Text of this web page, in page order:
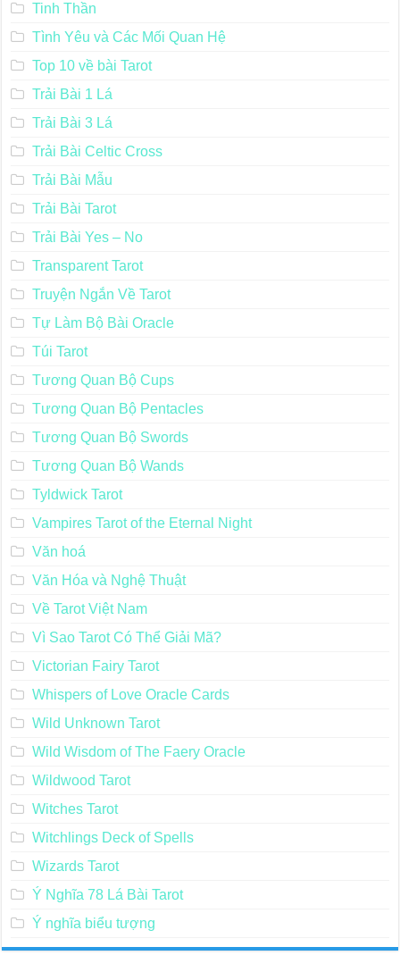
Tinh Thần
Tình Yêu và Các Mối Quan Hệ
Top 10 về bài Tarot
Trải Bài 1 Lá
Trải Bài 3 Lá
Trải Bài Celtic Cross
Trải Bài Mẫu
Trải Bài Tarot
Trải Bài Yes – No
Transparent Tarot
Truyện Ngắn Về Tarot
Tự Làm Bộ Bài Oracle
Túi Tarot
Tương Quan Bộ Cups
Tương Quan Bộ Pentacles
Tương Quan Bộ Swords
Tương Quan Bộ Wands
Tyldwick Tarot
Vampires Tarot of the Eternal Night
Văn hoá
Văn Hóa và Nghệ Thuật
Về Tarot Việt Nam
Vì Sao Tarot Có Thể Giải Mã?
Victorian Fairy Tarot
Whispers of Love Oracle Cards
Wild Unknown Tarot
Wild Wisdom of The Faery Oracle
Wildwood Tarot
Witches Tarot
Witchlings Deck of Spells
Wizards Tarot
Ý Nghĩa 78 Lá Bài Tarot
Ý nghĩa biểu tượng